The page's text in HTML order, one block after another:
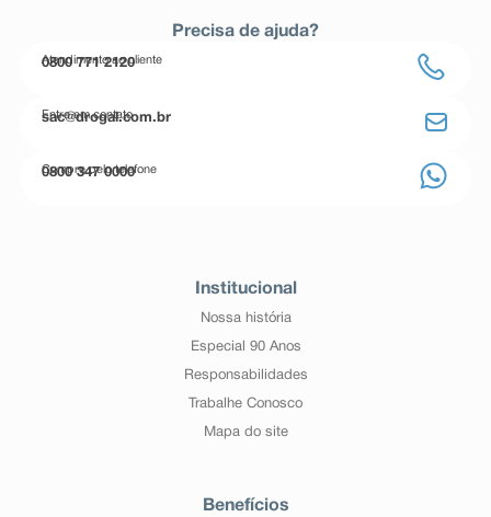
Precisa de ajuda?
Atendimento ao cliente
0800 771 2120
Entre em contato
sac@drogal.com.br
Compre pelo telefone
0800 347 0000
Institucional
Nossa história
Especial 90 Anos
Responsabilidades
Trabalhe Conosco
Mapa do site
Benefícios